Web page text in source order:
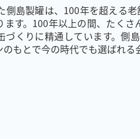
側島製罐は、100年を超える
ます。100年以上の間、たく
づくりに精通しています。側
もとで今の時代でも選ばれる